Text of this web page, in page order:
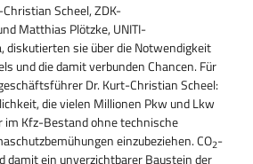
Scheel, ZDK-
Matthias Plötzke, UNITI-
diskutierten sie über die Notwendigkeit
und die damit verbunden Chancen. Für
Dr. Kurt-Christian Scheel:
die vielen Millionen Pkw und Lkw
Kfz-Bestand ohne technische
einzubeziehen. CO2-
damit ein unverzichtbarer Baustein der